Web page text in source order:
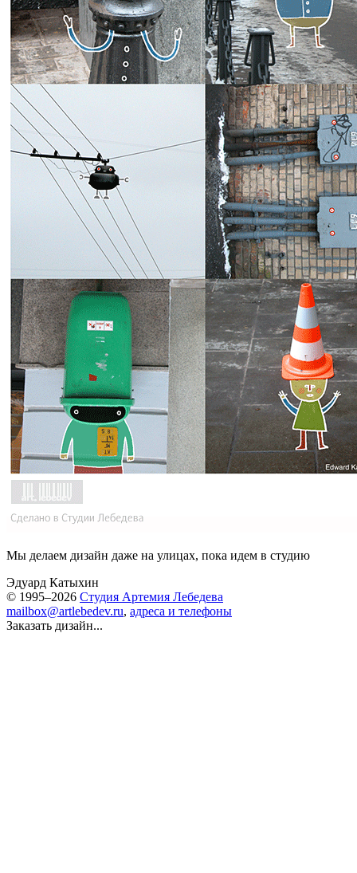
Мы делаем дизайн даже на улицах, пока идем в студию
Эдуард Катыхин
© 1995–2026 Студия Артемия Лебедева
mailbox@artlebedev.ru, адреса и телефоны
Заказать дизайн...